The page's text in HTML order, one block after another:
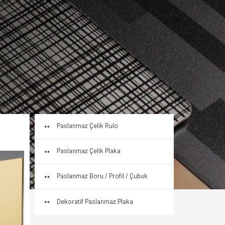
Paslanmaz Çelik Rulo
Paslanmaz Çelik Plaka
Paslanmaz Boru / Profil / Çubuk
Dekoratif Paslanmaz Plaka